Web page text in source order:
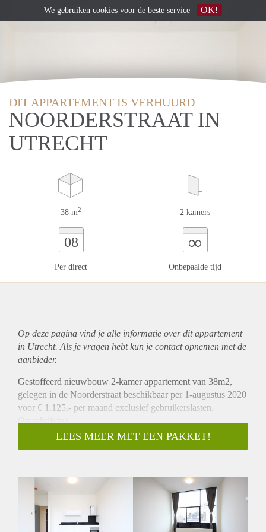
DIT APPARTEMENT IS VERHUURD
NOORDERSTRAAT IN
UTRECHT
38 m2 2 kamers
08
Per direct
∞
Onbepaalde tijd
Op deze pagina vind je alle informatie over ditappartement
in Utrecht. Als je vragen hebt kun je contact opnemen met de
aanbieder.
Gestoffeerd nieuwbouw 2-kamer appartement van 38m2,
gelegen in de Noorderstraat beschikbaar per 1-augustus 2020
voor € 1.125,- per maand exclusief gebruikerslasten.
Omschrijving
Dit prachtige nieuwbouw appartement is gelegen in een
volledig getransformeerd complex in de Noorderstraat in het
appartement is v.v. een ruime woonkamer die gekenmerkt
wordt door veel lichtinval, vanwege de aanwezigheid de
grote raampartijen. Het appartement heeft een open keuken
die is v.v. van alle benodigde inbouwapparatuur. Er is tevens
LEES MEER MET EEN PAKKET!
We gebruiken cookies voor de beste service OK!